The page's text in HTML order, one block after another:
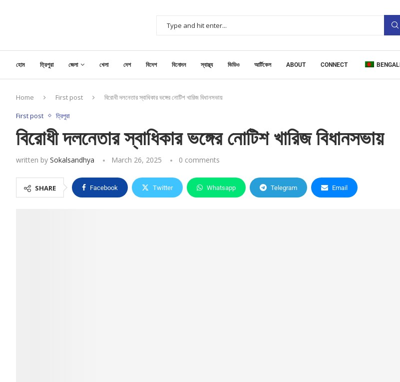
হোম ত্রিপুরা জেলা খেলা দেশ বিদেশ বিনোদন স্বাস্থ্য ভিডিও আর্টিকেল ABOUT CONNECT BENGALI
Home First post বিরোধী দলনেতার স্বাধিকার ভঙ্গের নোটিশ খারিজ বিধানসভায়
First post ত্রিপুরা
বিরোধী দলনেতার স্বাধিকার ভঙ্গের নোটিশ খারিজ বিধানসভায়
written by Sokalsandhya March 26, 2025 0 comments
SHARE Facebook Twitter Whatsapp Telegram Email